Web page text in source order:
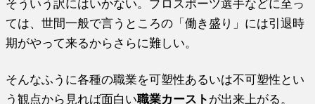
そういう訳にはいかない。プロスポーツ選手などに至っ
ては、世間一般で言うところの「働き盛り」には引退時
期がやって来るからさらに難しい。
そんなふうに各種の職業を可塑性あるいは不可塑性とい
う観点から見れば面白い職業カースト が出来上がる。